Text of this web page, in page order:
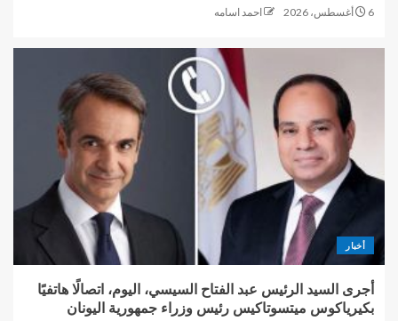
6 أغسطس، 2026 احمد اسامه
أخبار
أجرى السيد الرئيس عبد الفتاح السيسي، اليوم، اتصالًا هاتفيًا
بكيرياكوس ميتسوتاكيس رئيس وزراء جمهورية اليونان